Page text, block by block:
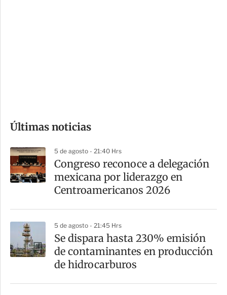
m
a
r
t
Últimas noticias
5 de agosto - 21:40 Hrs
Congreso reconoce a delegación
mexicana por liderazgo en
Centroamericanos 2026
5 de agosto - 21:45 Hrs
Se dispara hasta 230% emisión
de contaminantes en producción
de hidrocarburos